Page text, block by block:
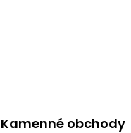
Kamenné obchody